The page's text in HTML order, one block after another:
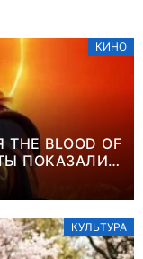
КИНО
BLOOD OF
ПОКАЗАЛИ
CD
КУЛЬТУРА